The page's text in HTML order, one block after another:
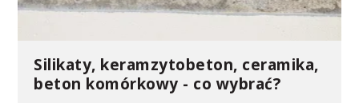
Silikaty, keramzytobeton, ceramika,
beton komórkowy - co wybrać?